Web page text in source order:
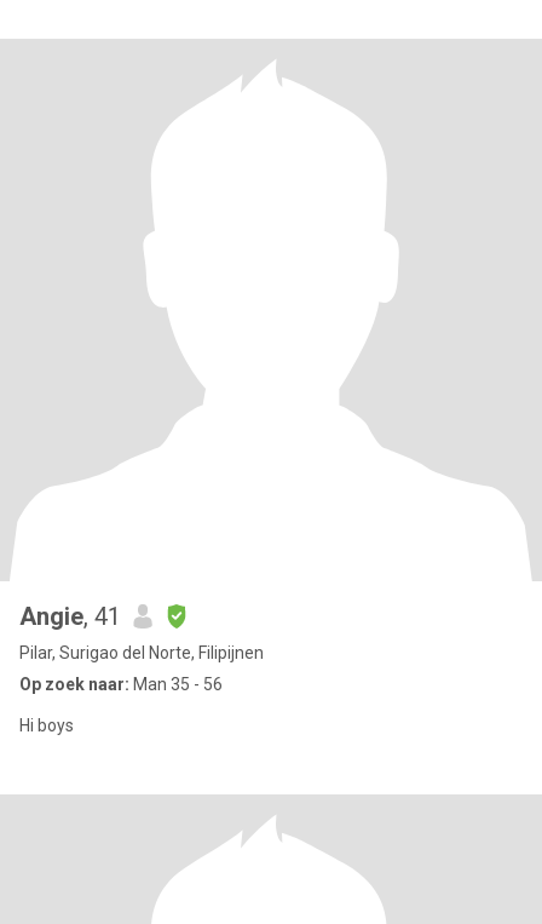
Angie, 41
Pilar, Surigao del Norte, Filipijnen
Op zoek naar: Man 35 - 56
Hi boys